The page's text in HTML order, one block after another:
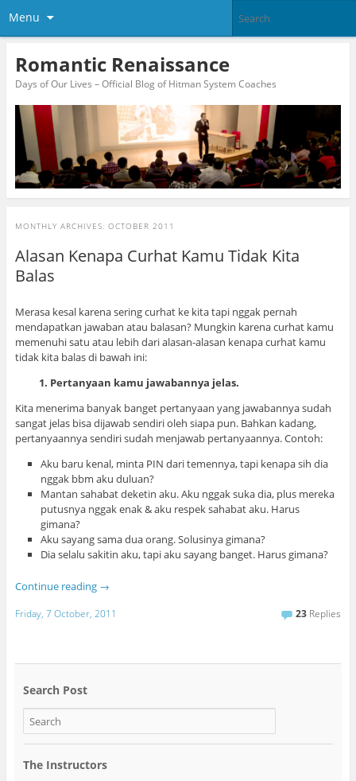
Menu
Romantic Renaissance
Days of Our Lives – Official Blog of Hitman System Coaches
MONTHLY ARCHIVES: OCTOBER 2011
Alasan Kenapa Curhat Kamu Tidak Kita
Balas
Merasa kesal karena sering curhat ke kita tapi nggak pernah
mendapatkan jawaban atau balasan? Mungkin karena curhat kamu
memenuhi satu atau lebih dari alasan-alasan kenapa curhat kamu
tidak kita balas di bawah ini:
1. Pertanyaan kamu jawabannya jelas.
Kita menerima banyak banget pertanyaan yang jawabannya sudah
sangat jelas bisa dijawab sendiri oleh siapa pun. Bahkan kadang,
pertanyaannya sendiri sudah menjawab pertanyaannya. Contoh:
Aku baru kenal, minta PIN dari temennya, tapi kenapa sih dia
nggak bbm aku duluan?
Mantan sahabat deketin aku. Aku nggak suka dia, plus mereka
putusnya nggak enak & aku respek sahabat aku. Harus
gimana?
Aku sayang sama dua orang. Solusinya gimana?
Dia selalu sakitin aku, tapi aku sayang banget. Harus gimana?
Continue reading →
Friday, 7 October, 2011 23 Replies
Search Post
The Instructors